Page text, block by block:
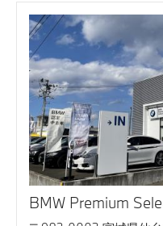
BMW Premium